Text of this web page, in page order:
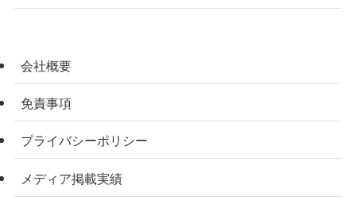
会社概要
免責事項
プライバシーポリシー
メディア掲載実績